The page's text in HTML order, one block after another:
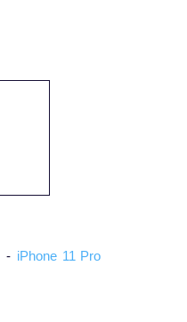
- iPhone 11 Pro